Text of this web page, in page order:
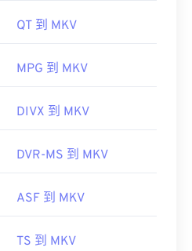
此，打开 MKV 文件的另一
。
QT 到 MKV
MPG 到 MKV
DIVX 到 MKV
DVR-MS 到 MKV
ASF 到 MKV
TS 到 MKV